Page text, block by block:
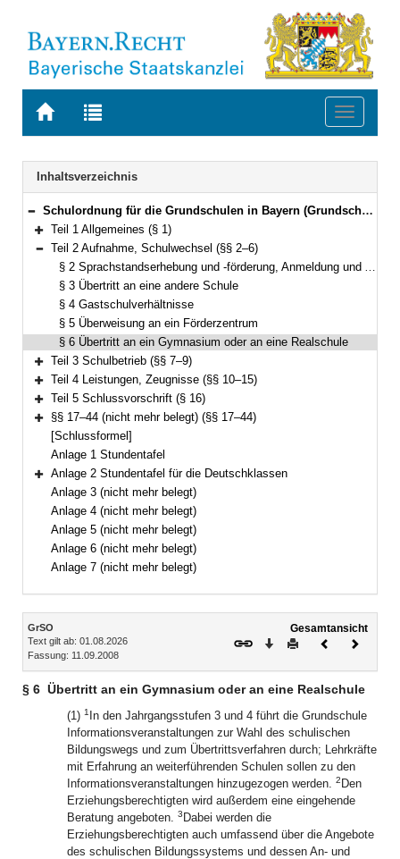
Zur
BAYERN.RECHT
Zur
letzten
Suche
Toggle
Navigation
Inhaltsverzeichnis
Bereich reduzieren
Schulordnung für die Grundschulen in Bayern (Grundschulordnung – GrSO) Vom 11. September 2008 GVBl. S. 684) BayRS 2232-2-K (§§ 1–44)
Bereich erweitern
Teil 1 Allgemeines (§ 1)
Bereich reduzieren
Teil 2 Aufnahme, Schulwechsel (§§ 2–6)
§ 2 Sprachstandserhebung und -förderung, Anmeldung und Aufnahme
§ 3 Übertritt an eine andere Schule
§ 4 Gastschulverhältnisse
§ 5 Überweisung an ein Förderzentrum
§ 6 Übertritt an ein Gymnasium oder an eine Realschule
Bereich erweitern
Teil 3 Schulbetrieb (§§ 7–9)
Bereich erweitern
Teil 4 Leistungen, Zeugnisse (§§ 10–15)
Bereich erweitern
Teil 5 Schlussvorschrift (§ 16)
Bereich erweitern
§§ 17–44 (nicht mehr belegt) (§§ 17–44)
[Schlussformel]
Anlage 1 Stundentafel
Bereich erweitern
Anlage 2 Stundentafel für die Deutschklassen
Anlage 3 (nicht mehr belegt)
Anlage 4 (nicht mehr belegt)
Anlage 5 (nicht mehr belegt)
Anlage 6 (nicht mehr belegt)
Anlage 7 (nicht mehr belegt)
Inhalt
GrSO
Text gilt ab: 01.08.2026
Fassung: 11.09.2008
Gesamtansicht
Download
DruckenVorheriges
§ 6 Übertritt an ein Gymnasium oder an eine Realschule
(1) 1 In den Jahrgangsstufen 3 und 4 führt die Grundschule
Informationsveranstaltungen zur Wahl des schulischen
Bildungswegs und zum Übertrittsverfahren durch; Lehrkräfte
mit Erfahrung an weiterführenden Schulen sollen zu den
Informationsveranstaltungen hinzugezogen werden. 2 Den
Erziehungsberechtigten wird außerdem eine eingehende
Beratung angeboten. 3 Dabei werden die
Erziehungsberechtigten auch umfassend über die Angebote
des schulischen Bildungssystems und dessen An- und